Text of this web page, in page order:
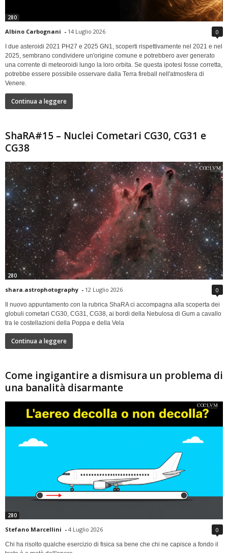
280
Albino Carbognani - 14 Luglio 2026 0
I due asteroidi 2021 PH27 e 2025 GN1, scoperti rispettivamente nel 2021 e nel
2025, sembrano condividere un'origine comune e potrebbero aver generato
una corrente di meteoroidi lungo la loro orbita. Se questa ipotesi fosse corretta,
potrebbe essere possibile osservare dalla Terra fireball nell'atmosfera di
Venere.
Continua a leggere
ShaRA#15 – Nuclei Cometari CG30, CG31 e
CG38
280
shara.astrophotography - 12 Luglio 2026 0
Il nuovo appuntamento con la rubrica ShaRA ci accompagna alla scoperta dei
globuli cometari CG30, CG31, CG38, ai bordi della Nebulosa di Gum a cavallo
tra le costellazioni della Poppa e della Vela
Continua a leggere
Come ingigantire a dismisura un problema di
una banalità disarmante
280
Stefano Marcellini - 4 Luglio 2026 0
Chi ha risolto qualche esercizio di fisica sa bene che chi ne capisce a fondo il